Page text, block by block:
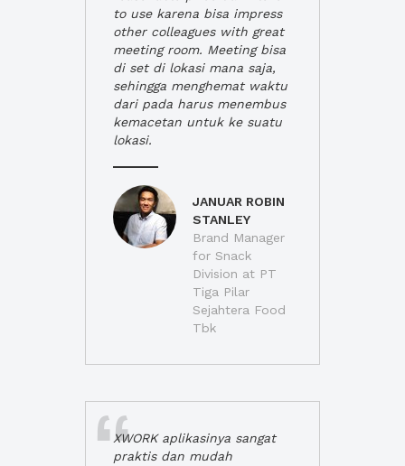
to use karena bisa impress
other colleagues with great
meeting room. Meeting bisa
di set di lokasi mana saja,
sehingga menghemat waktu
dari pada harus menembus
kemacetan untuk ke suatu
lokasi.
JANUAR ROBIN
STANLEY
Brand Manager
for Snack
Division at PT
Tiga Pilar
Sejahtera Food
Tbk
XWORK aplikasinya sangat
praktis dan mudah